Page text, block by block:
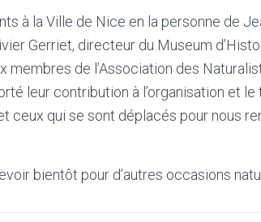
à la Ville de Nice en la personne de
Gerriet, directeur du Museum
membres de l’Association des
leur contribution à l’organisation et le
ceux qui se sont déplacés pour nous
bientôt pour d’autres occasions